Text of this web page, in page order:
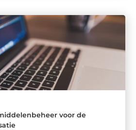
voor de